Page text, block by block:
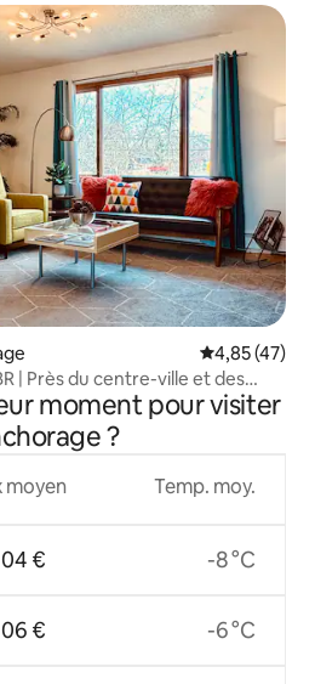
Évaluation
4,85 (47)
| Près du centre-ville et des
moment pour visiter
?
moyen
€
€
Temp. moy.
-8 °C
-6 °C